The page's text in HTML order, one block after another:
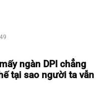
ngàn DPI chẳng
tại sao người ta vẫn